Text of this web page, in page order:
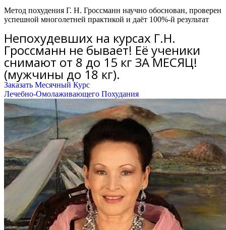
Метод похудения Г. Н. Гроссманн научно обоснован, проверен
успешной многолетней практикой и даёт 100%-й результат
Непохудевших на курсах Г.Н.
Гроссманн не бывает! Её ученики
снимают от 8 до 15 кг ЗА МЕСЯЦ!
(мужчины до 18 кг).
Заказать Месячный Курс
Лечебно-Омолаживающего Похудания